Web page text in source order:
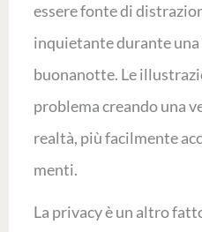
essere fonte di
inquietante durante
buonanotte. Le
problema creando una
realtà, più facilmente
menti.
La privacy è un altro